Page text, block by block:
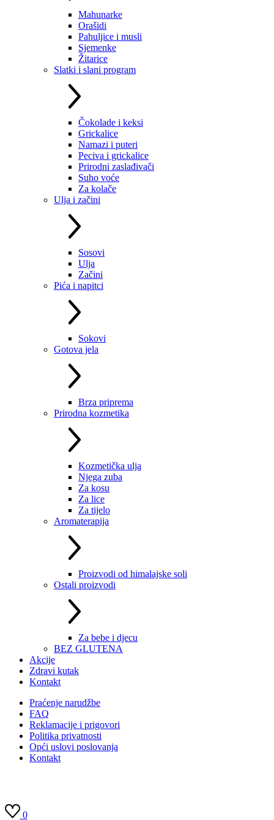
Mahunarke
Orašidi
Pahuljice i musli
Sjemenke
Žitarice
Slatki i slani program
Čokolade i keksi
Grickalice
Namazi i puteri
Peciva i grickalice
Prirodni zaslađivači
Suho voće
Za kolače
Ulja i začini
Sosovi
Ulja
Začini
Pića i napitci
Sokovi
Gotova jela
Brza priprema
Prirodna kozmetika
Kozmetička ulja
Njega zuba
Za kosu
Za lice
Za tijelo
Aromaterapija
Proizvodi od himalajske soli
Ostali proizvodi
Za bebe i djecu
BEZ GLUTENA
Akcije
Zdravi kutak
Kontakt
Praćenje narudžbe
FAQ
Reklamacije i prigovori
Politika privatnosti
Opći uslovi poslovanja
Kontakt
0